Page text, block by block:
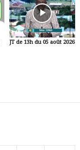
JT de 13h du 05 août 2026